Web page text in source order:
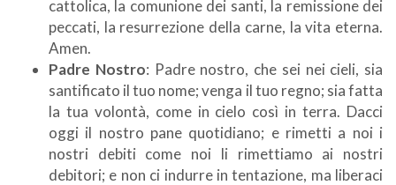
cattolica, la comunione dei santi, la remissione dei
peccati, la resurrezione della carne, la vita eterna.
Amen.
Padre Nostro: Padre nostro, che sei nei cieli, sia
santificato il tuo nome; venga il tuo regno; sia fatta
la tua volontà, come in cielo così in terra. Dacci
oggi il nostro pane quotidiano; e rimetti a noi i
nostri debiti come noi li rimettiamo ai nostri
debitori; e non ci indurre in tentazione, ma liberaci